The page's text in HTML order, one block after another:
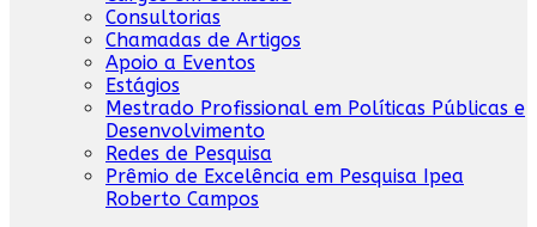
Consultorias
Chamadas de Artigos
Apoio a Eventos
Estágios
Mestrado Profissional em Políticas Públicas e
Desenvolvimento
Redes de Pesquisa
Prêmio de Excelência em Pesquisa Ipea
Roberto Campos